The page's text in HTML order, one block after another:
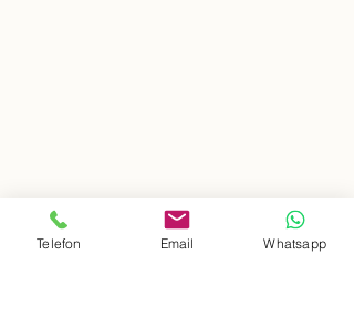
Telefon Email Whatsapp